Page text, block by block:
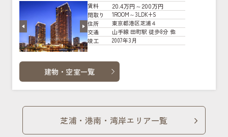
賃料 20.4万円～200万円
間取り
1ROOM～3LDK+S
住所
東京都港区芝浦４
交通
山手線 田町駅 徒歩8分 他
竣工
2007年3月
建物・空室一覧
芝浦・港南・湾岸エリア一覧